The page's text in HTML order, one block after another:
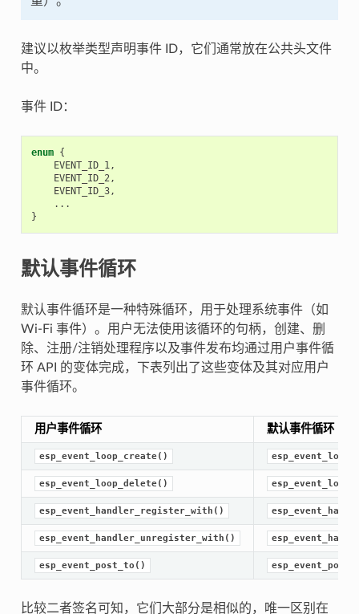
建议以枚举类型声明事件 ID，它们通常放在公共头文件
中。
事件 ID：
enum {
EVENT_ID_1,
EVENT_ID_2,
EVENT_ID_3,
...
}
默认事件循环
默认事件循环是一种特殊循环，用于处理系统事件（如
Wi-Fi 事件）。用户无法使用该循环的句柄，创建、删
除、注册/注销处理程序以及事件发布均通过用户事件循
环 API 的变体完成，下表列出了这些变体及其对应用户
事件循环。
用户事件循环 默认事件循环
esp_event_loop_create()
esp_event_loop_delete()
esp_event_handler_register_with()
esp_event_handler_unregister_with()
esp_event_post_to()
比较二者签名可知，它们大部分是相似的，唯一区别在